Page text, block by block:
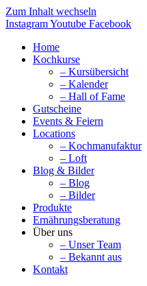
Zum Inhalt wechseln
InstagramYoutube Facebook
Home
Kochkurse
– Kursübersicht
– Kalender
– Hall of Fame
Gutscheine
Events & Feiern
Locations
– Kochmanufaktur
– Loft
Blog & Bilder
– Blog
– Bilder
Produkte
Ernährungsberatung
Über uns
– Unser Team
– Bekannt aus
Kontakt